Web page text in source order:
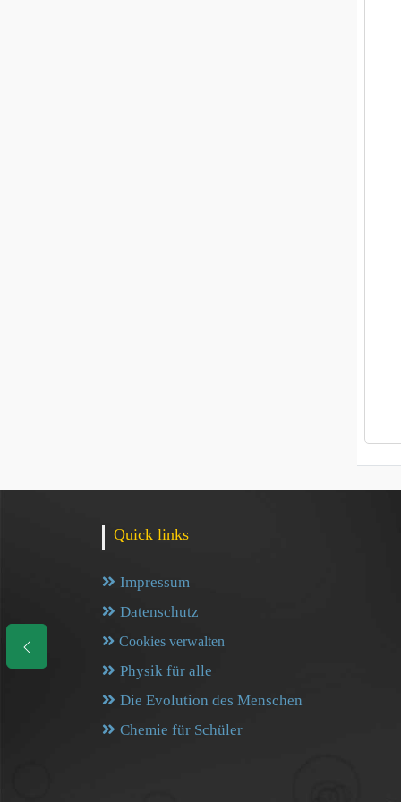
Quick links
Impressum
Datenschutz
Cookies verwalten
Physik für alle
Die Evolution des Menschen
Chemie für Schüler